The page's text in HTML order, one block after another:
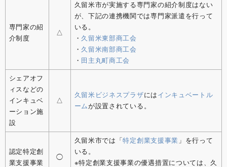
専門家の紹
介制度
△
久留米市が実施する専門家の紹介制度はない
が、下記の連携機関では専門家派遣を行って
いる。
・ 久留米東部商工会
・ 久留米南部商工会
・ 田主丸町商工会
シェアオフ
ィスなどの
インキュベ
ーション施
設
△
久留米ビジネスプラザには インキュベートル
ームが設置されている。
認定特定創
業支援事業
◯
久留米市では「特定創業支援事業 」を行って
いる。
※特定創業支援事業の優遇措置については、久